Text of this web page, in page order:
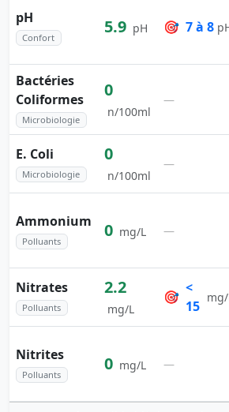
pH
Confort
5.9 pH 🎯 7 à 8
Bactéries
Coliformes
Microbiologie
0
n/100ml
—
E. Coli
Microbiologie
0
n/100ml
—
Ammonium
Polluants
0 mg/L —
Nitrates
Polluants
2.2
mg/L
🎯
<
15
Nitrites
Polluants
0 mg/L —